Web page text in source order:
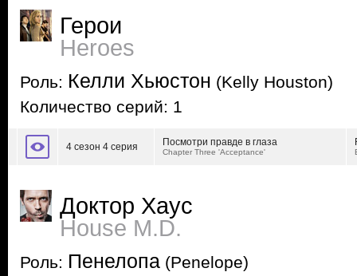
Герои
Heroes
Роль: Келли Хьюстон (Kelly Houston)
Количество серий: 1
4 сезон 4 серия Посмотри правде в глаза
Chapter Three 'Acceptance'
Доктор Хаус
House M.D.
Роль: Пенелопа (Penelope)